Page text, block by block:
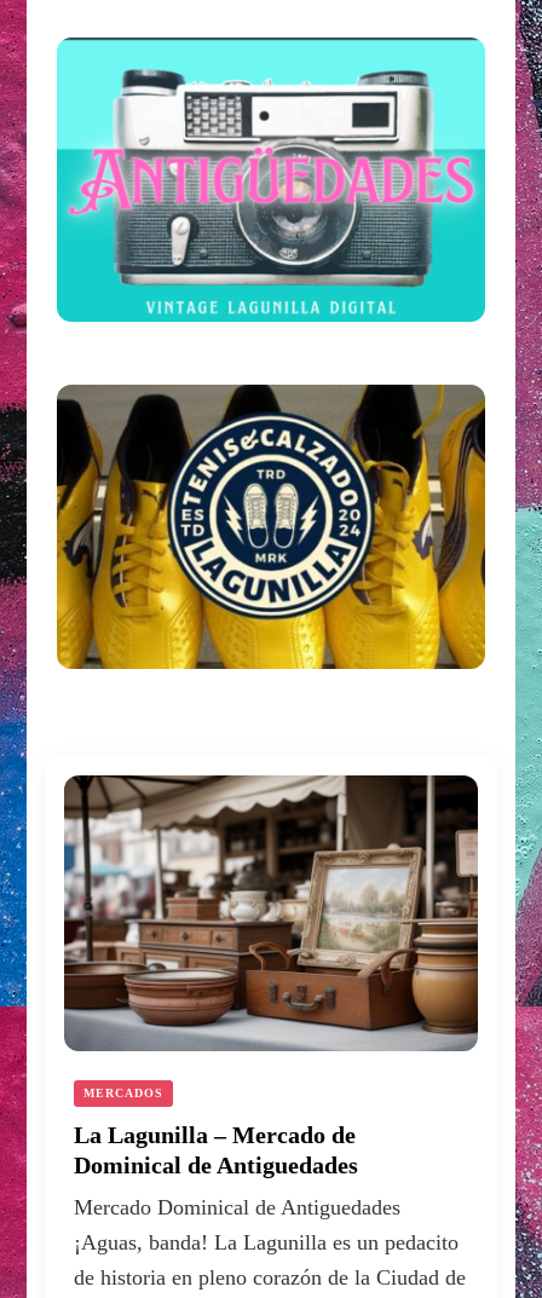
MERCADOS
La Lagunilla – Mercado de
Dominical de Antiguedades
Mercado Dominical de Antiguedades
¡Aguas, banda! La Lagunilla es un pedacito
de historia en pleno corazón de la Ciudad de